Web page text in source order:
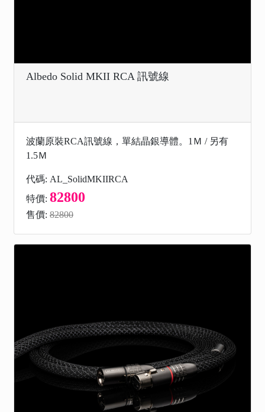
Albedo Solid MKII RCA 訊號線
波蘭原裝RCA訊號線，單結晶銀導體。1Ｍ / 另有
1.5Ｍ
代碼: AL_SolidMKIIRCA
特價: 82800
售價: 82800